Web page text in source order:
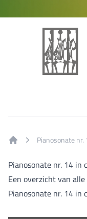
Pianosonate nr.
Pianosonate nr. 14 in
Een overzicht van
Pianosonate nr. 14 in